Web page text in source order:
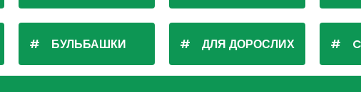
БУЛЬБАШКИ ДЛЯ ДОРОСЛИХ